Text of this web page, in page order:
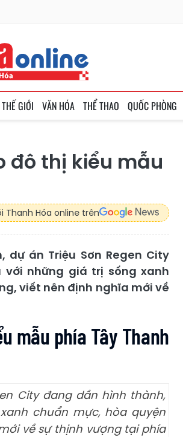
THẾ GIỚI VĂN HÓA THỂ THAO QUỐC PHÒNG
đô thị kiểu mẫu
Thanh Hóa online trên
án Triệu Sơn Regen City
những giá trị sống xanh
viết nên định nghĩa mới về
mẫu phía Tây Thanh
City đang dần hình thành,
chuẩn mực, hòa quyện
về sự thịnh vượng tại phía